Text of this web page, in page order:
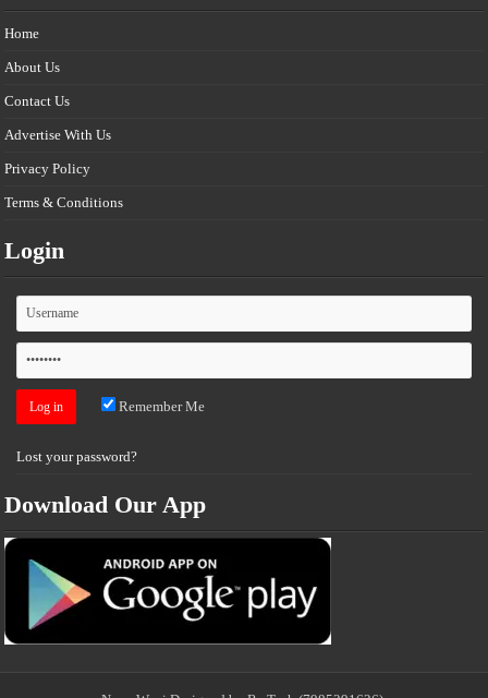
Home
About Us
Contact Us
Advertise With Us
Privacy Policy
Terms & Conditions
Login
Remember Me
Lost your password?
Download Our App